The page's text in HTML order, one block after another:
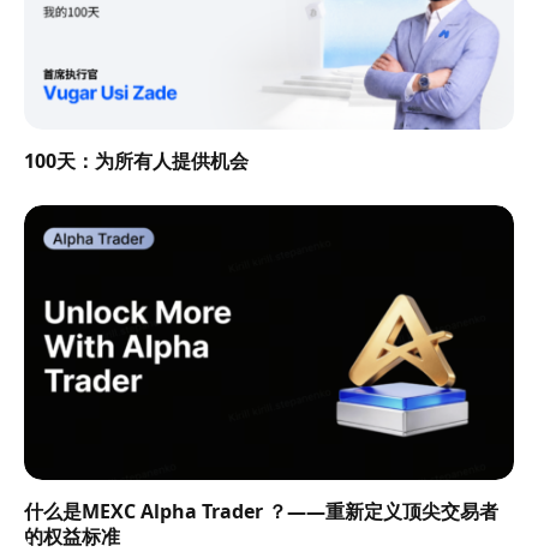
100天：为所有人提供机会
什么是MEXC Alpha Trader ？——重新定义顶尖交易者
的权益标准